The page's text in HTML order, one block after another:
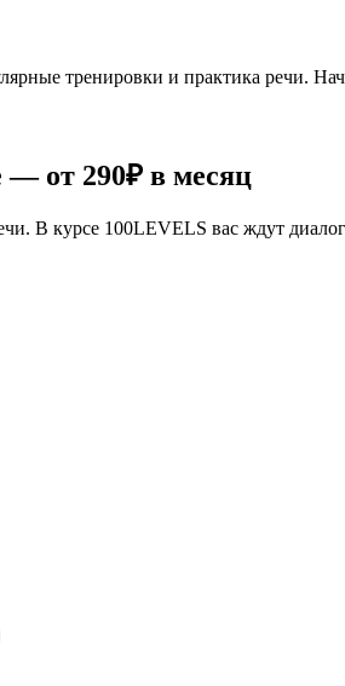
тренировки и практика речи.
— от 290₽ в месяц
В курсе 100LEVELS вас ждут